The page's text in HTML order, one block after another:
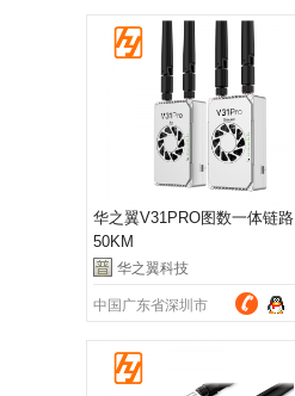
华之翼V31PRO图数一体链路
50KM
华之翼科技
中国广东省深圳市